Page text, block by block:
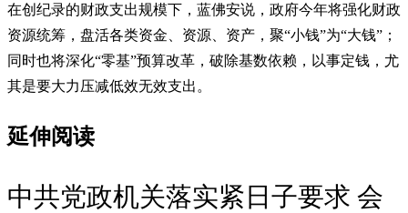
在创纪录的财政支出规模下，蓝佛安说，政府今年将强化财政
资源统筹，盘活各类资金、资源、资产，聚“小钱”为“大钱”；
同时也将深化“零基”预算改革，破除基数依赖，以事定钱，尤
其是要大力压减低效无效支出。
延伸阅读
中共党政机关落实紧日子要求 会